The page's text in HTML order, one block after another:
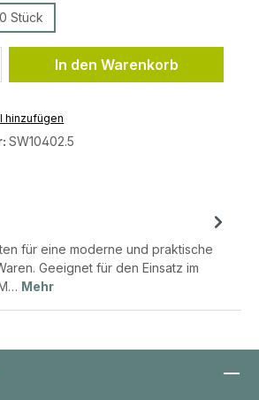
Stück
Gib den
In den Warenkorb
hinzufügen
SW10402.5
für eine moderne und praktische
Geeignet für den Einsatz im
Mehr